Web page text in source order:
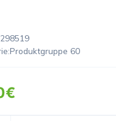
Produktgruppe 60
€